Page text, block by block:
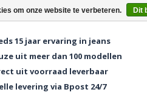
winkelwagen €0,00
15 jaar ervaring in jeans
uit meer dan 100 modellen
uit voorraad leverbaar
levering via Bpost 24/7
om onze website te verbeteren. Dit